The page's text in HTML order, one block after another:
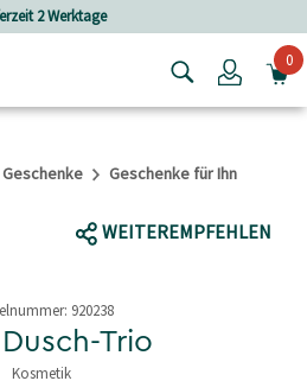
Login0
Geschenke
Geschenke für Ihn
WEITEREMPFEHLEN
920238
Dusch-Trio
Kosmetik